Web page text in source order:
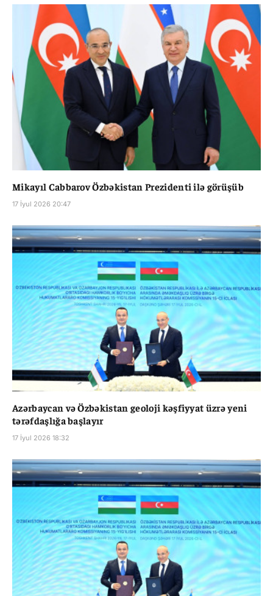
Mikayıl Cabbarov Özbəkistan Prezidenti ilə görüşüb
17 İyul 2026 20:47
Azərbaycan və Özbəkistan geoloji kəşfiyyat üzrə yeni
tərəfdaşlığa başlayır
17 İyul 2026 18:32